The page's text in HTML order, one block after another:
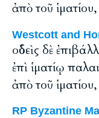
ἀπὸ τοῦ
Westcott and
οὐδεὶς δὲ
ἐπὶ ἱματίῳ
ἀπὸ τοῦ
RP Byzantine